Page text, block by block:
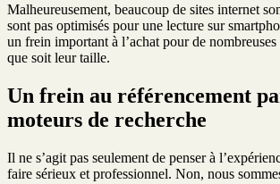
Malheureusement, beaucoup de sites internet
sont pas optimisés pour une lecture sur
un frein important à l’achat pour de
que soit leur taille.
Un frein au référencement
moteurs de recherche
Il ne s’agit pas seulement de penser à
faire sérieux et professionnel. Non, nous